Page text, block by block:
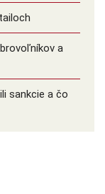
a
sankcie a čo